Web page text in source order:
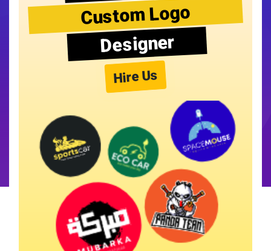
Custom Logo
Designer
Hire Us